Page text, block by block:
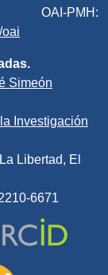
PMH:
oai
Simeón
Investigación
Libertad, El
6671